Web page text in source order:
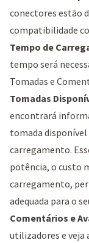
conectores estão
compatibilidade
Tempo de
tempo será
Tomadas e
Tomadas
encontrará
tomada
carregamento.
potência, o custo
carregamento,
adequada para o
Comentários e
utilizadores e veja